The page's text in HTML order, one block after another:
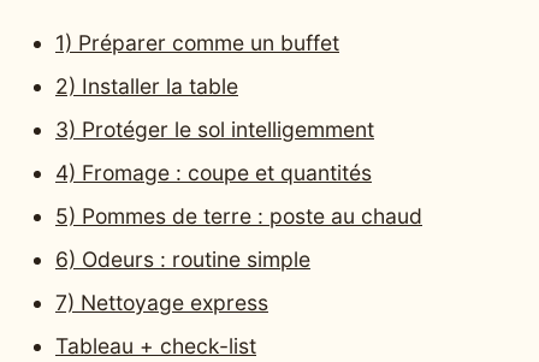
1) Préparer comme un buffet
2) Installer la table
3) Protéger le sol intelligemment
4) Fromage : coupe et quantités
5) Pommes de terre : poste au chaud
6) Odeurs : routine simple
7) Nettoyage express
Tableau + check-list